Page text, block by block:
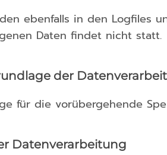
ebenfalls in den Logfiles
Daten findet nicht statt.
der
für die vorübergehende
Datenverarbeitung